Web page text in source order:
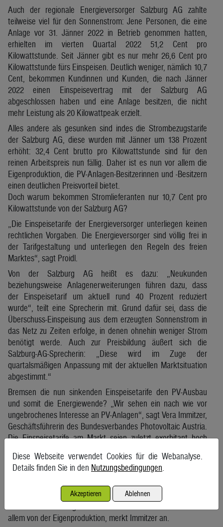
Auch der regionale Energieversorger Salzburg AG zahlte
teilweise viel für den Sonnenstrom: Jene Personen, die eine
Anlage vor 31. Jänner 2022 in Betrieb genommen hatten,
erhielten im vierten Quartal 2022 51,2 Cent pro
Kilowattstunde. Seit Jänner gibt es nur mehr 26,6 Cent pro
Kilowattstunde fürs Einspeisen. Deutlich weniger, nämlich 10,7
Cent, bekommen Kundinnen und Kunden, die nach Jänner
2022 einen Einspeisevertrag mit der Salzburg AG
abgeschlossen haben und eine Anlage besitzen, die nicht
mehr Leistung als 20 Kilowattpeak erzielt.
Alles andere als gesunken sind indes die Strombezugstarife
der Salzburg AG, diese wurden mit Jänner um 138 Prozent
erhöht: 32,4 Cent brutto pro Kilowattstunde sind für den
reinen Arbeitspreis nun fällig. Daher ist es nun vor allem die
Eigenproduktion, die PV-Anlagen-Besitzerinnen und -Besitzern
einen deutlichen Preisvorteil bietet.
Doch warum bekommen Stromlieferanten nur 10,7 Cent pro
Kilowattstunde von der Salzburg AG?
„Die Einspeisetarife der Energieversorger unterliegen keinen
rechtlichen Vorgaben. Die Energieversorger sind völlig frei in
der Tarifgestaltung und unterliegen den Regeln des freien
Marktes“, sagt Proidl.
Von der Salzburg AG heißt es dazu: „Neukunden
beziehungsweise Anlagenerweiterungen führen dazu, dass
der Einspeisetarif um aktuell rund 40 Prozent reduziert
wurde“, teilt eine Sprecherin mit. Grund dafür sei, dass die
Überschuss-Einspeisung aus dem erzeugten Sonnenstrom in
das Netz zu Zeiten erfolge, in denen ohnehin weniger Strom
benötigt werde. Auch zur Preisbildung äußert sich die
Salzburg-AG-Sprecherin: „Diese wird im Zuge der
quartalsmäßigen Anpassung mit der aktuellen Marktsituation
abgestimmt.“
Bremsen die nun sinkenden Einspeisetarife den PV-Ausbau
und somit die Energiewende? „Wir sehen ein nach wie vor
ungebrochenes Interesse an PV-Anlagen“, sagt Vera Immitzer,
Geschäftsführerin des Bundesverbandes Photovoltaic Austria.
Die Einspeisetarife am Markt seien zuletzt exorbitant hoch
sehr hoch. Die Wirtschaftlichkeit einer PV-Anlage sei bereits
vor den hohen Strompreisen gegeben gewesen und daran
habe sich nichts geändert. Auch langfristig würden die
Strompreise auf einem höheren Niveau bleiben. Profitieren
allem von der Eigenproduktion, merkt Immitzer an.
Diese Webseite verwendet Cookies für die Webanalyse.
Details finden Sie in den Nutzungsbedingungen
Akzeptieren Ablehnen